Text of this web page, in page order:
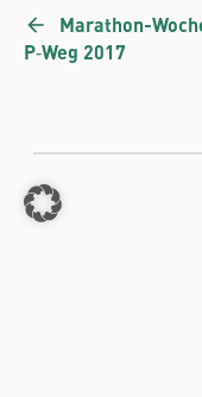
Marathon-
P‑Weg 2017